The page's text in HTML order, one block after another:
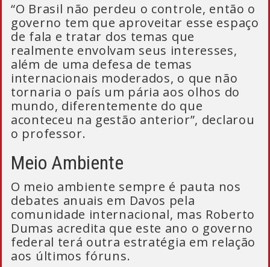
“O Brasil não perdeu o controle, então o
governo tem que aproveitar esse espaço
de fala e tratar dos temas que
realmente envolvam seus interesses,
além de uma defesa de temas
internacionais moderados, o que não
tornaria o país um pária aos olhos do
mundo, diferentemente do que
aconteceu na gestão anterior”, declarou
o professor.
Meio Ambiente
O meio ambiente sempre é pauta nos
debates anuais em Davos pela
comunidade internacional, mas Roberto
Dumas acredita que este ano o governo
federal terá outra estratégia em relação
aos últimos fóruns.